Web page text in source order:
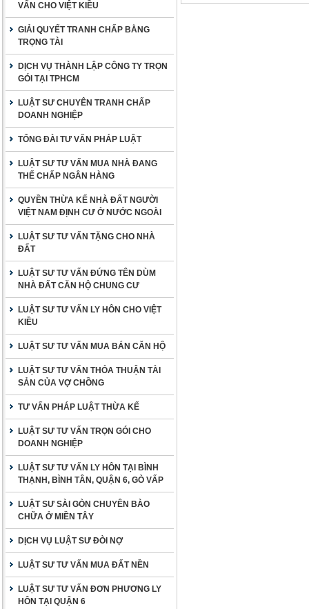
VẤN CHO VIỆT KIỀU
GIẢI QUYẾT TRANH CHẤP BẰNG
TRỌNG TÀI
DỊCH VỤ THÀNH LẬP CÔNG TY TRỌN
GÓI TẠI TPHCM
LUẬT SƯ CHUYÊN TRANH CHẤP
DOANH NGHIỆP
TỔNG ĐÀI TƯ VẤN PHÁP LUẬT
LUẬT SƯ TƯ VẤN MUA NHÀ ĐANG
THẾ CHẤP NGÂN HÀNG
QUYỀN THỪA KẾ NHÀ ĐẤT NGƯỜI
VIỆT NAM ĐỊNH CƯ Ở NƯỚC NGOÀI
LUẬT SƯ TƯ VẤN TẶNG CHO NHÀ
ĐẤT
LUẬT SƯ TƯ VẤN ĐỨNG TÊN DÙM
NHÀ ĐẤT CĂN HỘ CHUNG CƯ
LUẬT SƯ TƯ VẤN LY HÔN CHO VIỆT
KIỀU
LUẬT SƯ TƯ VẤN MUA BÁN CĂN HỘ
LUẬT SƯ TƯ VẤN THỎA THUẬN TÀI
SẢN CỦA VỢ CHỒNG
TƯ VẤN PHÁP LUẬT THỪA KẾ
LUẬT SƯ TƯ VẤN TRỌN GÓI CHO
DOANH NGHIỆP
LUẬT SƯ TƯ VẤN LY HÔN TẠI BÌNH
THẠNH, BÌNH TÂN, QUẬN 6, GÒ VẤP
LUẬT SƯ SÀI GÒN CHUYÊN BÀO
CHỮA Ở MIỀN TÂY
DỊCH VỤ LUẬT SƯ ĐÒI NỢ
LUẬT SƯ TƯ VẤN MUA ĐẤT NỀN
LUẬT SƯ TƯ VẤN ĐƠN PHƯƠNG LY
HÔN TẠI QUẬN 6